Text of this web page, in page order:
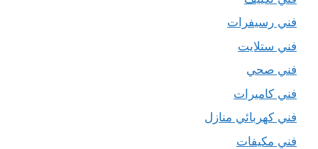
فني رسيفرات
فني ستلايت
فني صحي
فني كاميرات
فني كهربائي منازل
فني مكيفات